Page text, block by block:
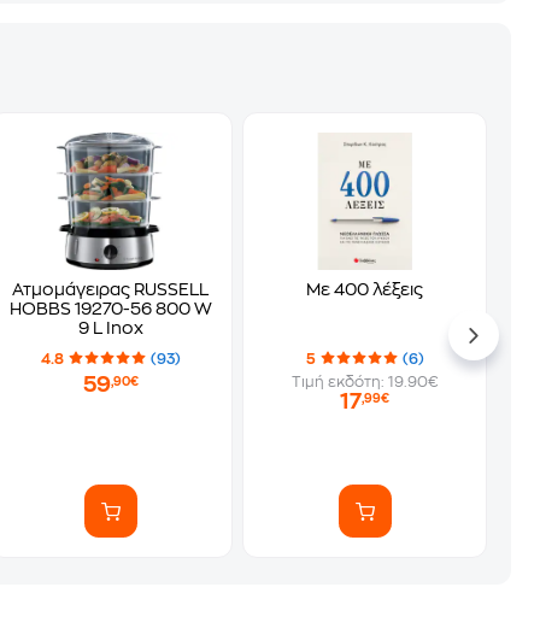
Ατμομάγειρας RUSSELL
HOBBS 19270-56 800 W
9 L Inox
4.8 (93)
59,90€
Με 400 λέξεις
5
(6)
Τιμή εκδότη: 19.90€
17,99€